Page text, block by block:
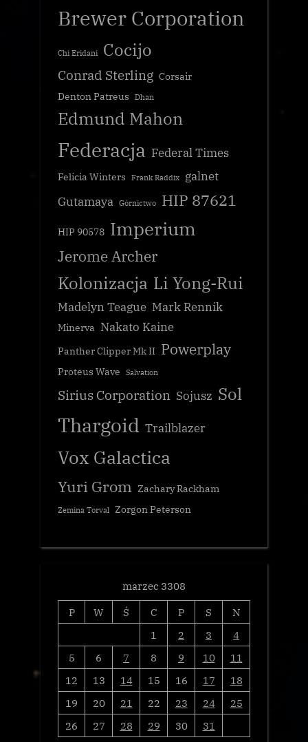
Brewer Corporation
Chi Eridani Cocijo
Conrad Sterling Corsair
Denton Patreus
Dhan
Edmund Mahon
Federacja Federal Times
Felicia Winters Frank Raddix
galnet
Gutamaya Górnictwo HIP 87621
HIP 90578 Imperium
Jerome Archer
Kolonizacja Li Yong-Rui
Madelyn Teague Mark Rennik
Minerva Nakato Kaine
Panther Clipper Mk II Powerplay
Proteus Wave Salvation
Sirius Corporation Sojusz Sol
Thargoid Trailblazer
Vox Galactica
Yuri Grom Zachary Rackham
Zemina Torval Zorgon Peterson
marzec 3308
P
W Ś C P S
N
1
2 3
4
5
6 7 8 9 10
11
12
13 14 15 16 17
18
19
20 21 22 23 24
25
26
27 28 29 30 31